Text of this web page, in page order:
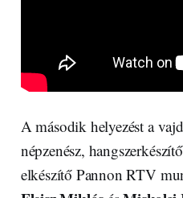
A második helyezést a
népzenész,
elkészítő Pannon RTV